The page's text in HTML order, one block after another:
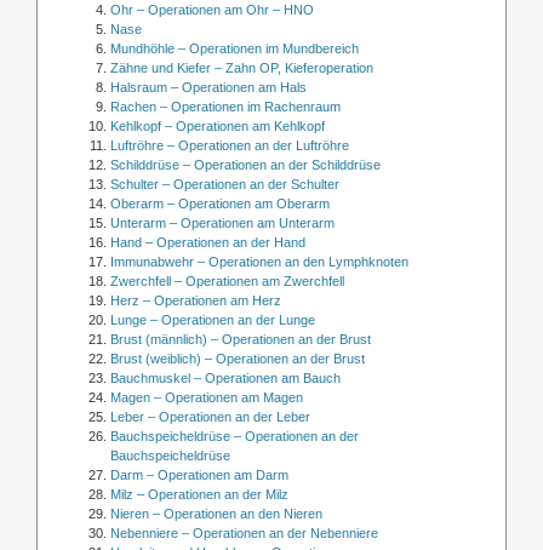
Ohr – Operationen am Ohr – HNO
Nase
Mundhöhle – Operationen im Mundbereich
Zähne und Kiefer – Zahn OP, Kieferoperation
Halsraum – Operationen am Hals
Rachen – Operationen im Rachenraum
Kehlkopf – Operationen am Kehlkopf
Luftröhre – Operationen an der Luftröhre
Schilddrüse – Operationen an der Schilddrüse
Schulter – Operationen an der Schulter
Oberarm – Operationen am Oberarm
Unterarm – Operationen am Unterarm
Hand – Operationen an der Hand
Immunabwehr – Operationen an den Lymphknoten
Zwerchfell – Operationen am Zwerchfell
Herz – Operationen am Herz
Lunge – Operationen an der Lunge
Brust (männlich) – Operationen an der Brust
Brust (weiblich) – Operationen an der Brust
Bauchmuskel – Operationen am Bauch
Magen – Operationen am Magen
Leber – Operationen an der Leber
Bauchspeicheldrüse – Operationen an der
Bauchspeicheldrüse
Darm – Operationen am Darm
Milz – Operationen an der Milz
Nieren – Operationen an den Nieren
Nebenniere – Operationen an der Nebenniere